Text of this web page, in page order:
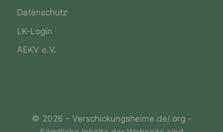
Datenschutz
LK-Login
AEKV e.V.
© 2026 - Verschickungsheime.de/.org -
Auftragsverarbeiter ist eine natürliche oder
oder andere Stelle, die personenbezogene
Daten im Auftrag des Verantwortlichen
verarbeitet.
Empfänger ist eine natürliche oder
juristische Person, Behörde, Einrichtung